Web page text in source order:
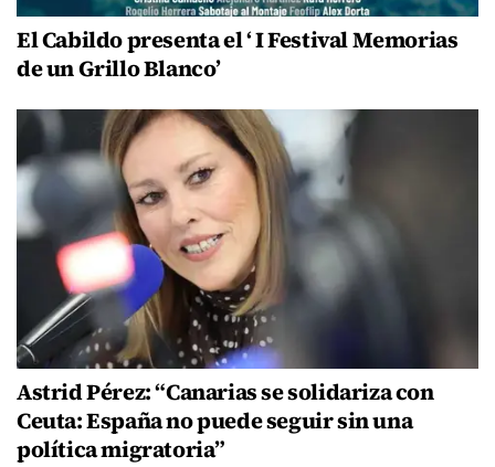
El Cabildo presenta el ‘ I Festival Memorias
de un Grillo Blanco’
Astrid Pérez: “Canarias se solidariza con
Ceuta: España no puede seguir sin una
política migratoria”